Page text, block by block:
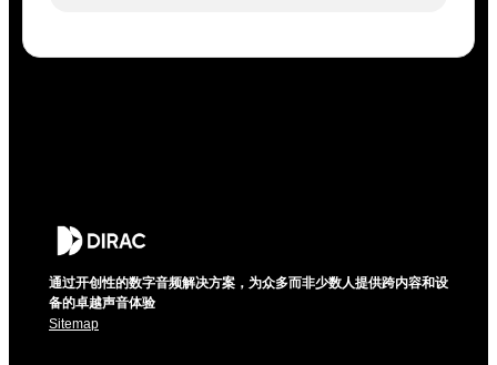
通过开创性的数字音频解决方案，为众多而非少数人提供跨内容和设
备的卓越声音体验
Sitemap